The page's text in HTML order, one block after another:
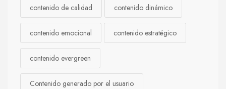
contenido de calidad contenido dinámico
contenido emocional contenido estratégico
contenido evergreen
Contenido generado por el usuario